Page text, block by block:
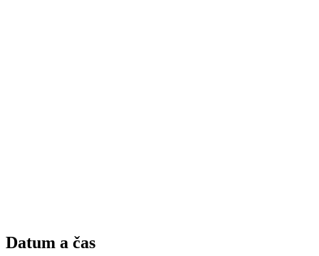
Datum a čas